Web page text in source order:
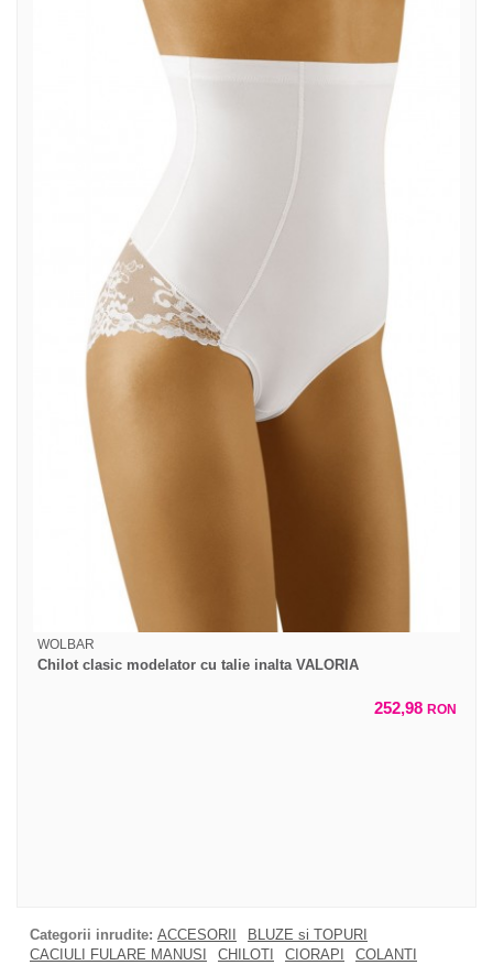
WOLBAR
Chilot clasic modelator cu talie inalta VALORIA
252,98 RON
Categorii inrudite: ACCESORII
BLUZE si TOPURI
CACIULI FULARE MANUSI
CHILOTI CIORAPI
COLANTI